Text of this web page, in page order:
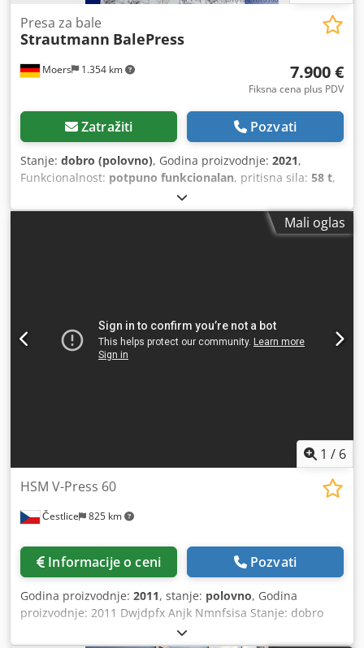
Moers 1.354 km
Presa za bale
Strautmann BalePress
7.900 €
Fiksna cena plus PDV
Zatražiti Pozvati
Stanje: dobro (polovno), Godina proizvodnje: 2021,
Funkcionalnost: potpuno funkcionalan, pritisna sila: 58 t,
veoma dobro stanje, potpuno funkcionalna, malo radnih
sati, godina proizvodnje 2021 Pritisna snaga 58 tona
Dwodsyzw U Uopfx Anioa Cena novog: viđena za 19.500,- €
Mali oglas
1 / 6
Čestlice 825 km
HSM V-Press 60
Informacije o ceni Pozvati
Godina proizvodnje: 2011, stanje: polovno, Godina
proizvodnje: 2011 Dwjdpfx Anjk Nmnfsisa Stanje: dobro